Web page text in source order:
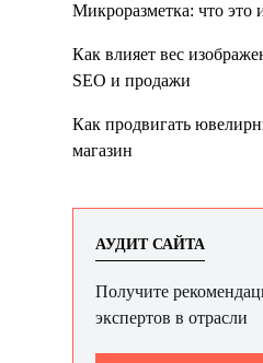
Микроразметка: что это
Как влияет вес
SEO и продажи
Как продвигать
магазин
АУДИТ САЙТА
Получите
экспертов в отрасли